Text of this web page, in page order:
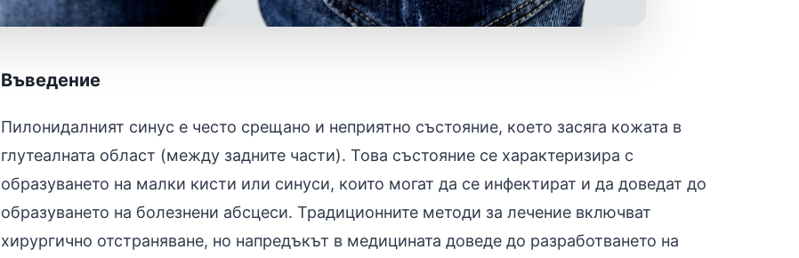
Въведение
Пилонидалният синус е често срещано и неприятно състояние, което засяга кожата в
глутеалната област (между задните части). Това състояние се характеризира с
образуването на малки кисти или синуси, които могат да се инфектират и да доведат до
образуването на болезнени абсцеси. Традиционните методи за лечение включват
хирургично отстраняване, но напредъкът в медицината доведе до разработването на